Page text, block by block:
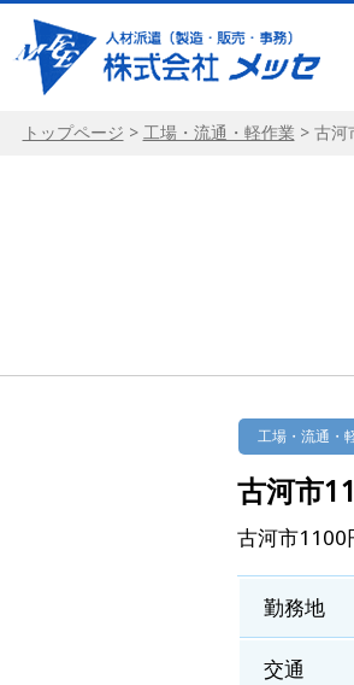
トップページ > 工場・流通・軽作業 > 古河
工場・流通・
古河市
古河市1100
勤務地
交通